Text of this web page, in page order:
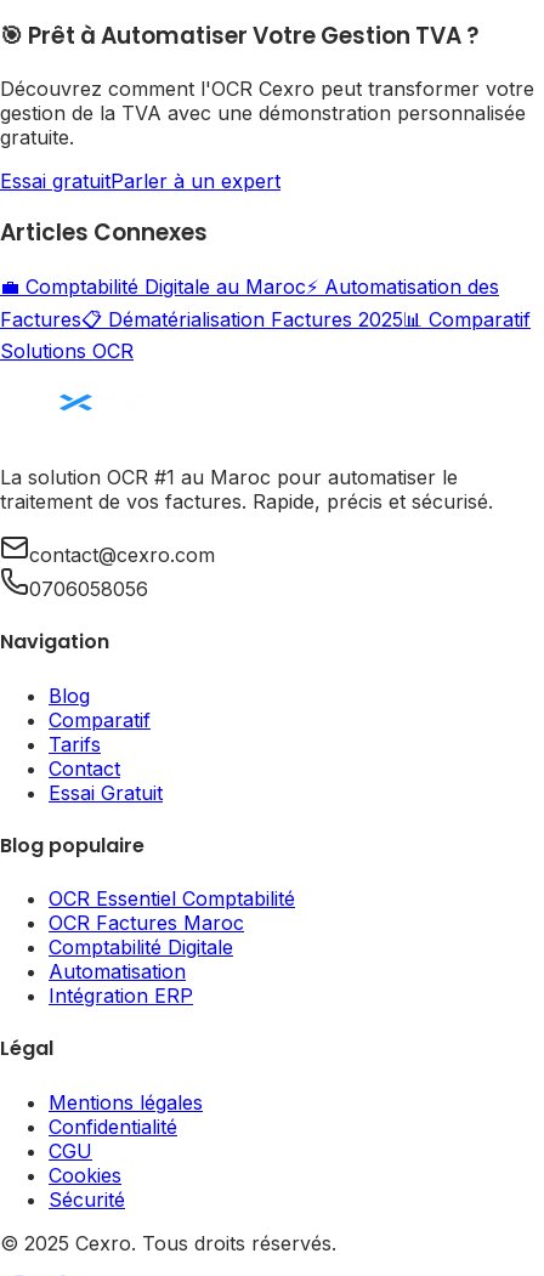
🎯 Prêt à Automatiser Votre Gestion TVA ?
Découvrez comment l'OCR Cexro peut transformer votre
gestion de la TVA avec une démonstration personnalisée
gratuite.
Essai gratuitParler à un expert
Articles Connexes
💼 Comptabilité Digitale au Maroc⚡ Automatisation des
Factures📋 Dématérialisation Factures 2025📊 Comparatif
Solutions OCR
La solution OCR #1 au Maroc pour automatiser le
traitement de vos factures. Rapide, précis et sécurisé.
contact@cexro.com
0706058056
Navigation
Blog
Comparatif
Tarifs
Contact
Essai Gratuit
Blog populaire
OCR Essentiel Comptabilité
OCR Factures Maroc
Comptabilité Digitale
Automatisation
Intégration ERP
Légal
Mentions légales
Confidentialité
CGU
Cookies
Sécurité
© 2025 Cexro. Tous droits réservés.